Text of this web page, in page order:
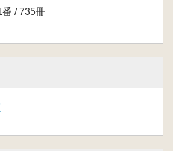
番 / 735冊